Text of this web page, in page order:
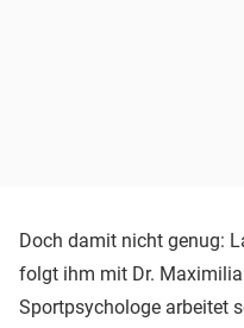
Doch damit nicht genug:
folgt ihm mit Dr.
Sportpsychologe arbeitet